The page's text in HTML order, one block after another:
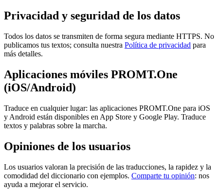
Privacidad y seguridad de los datos
Todos los datos se transmiten de forma segura mediante HTTPS. No
publicamos tus textos; consulta nuestra Política de privacidad para
más detalles.
Aplicaciones móviles PROMT.One
(iOS/Android)
Traduce en cualquier lugar: las aplicaciones PROMT.One para iOS
y Android están disponibles en App Store y Google Play. Traduce
textos y palabras sobre la marcha.
Opiniones de los usuarios
Los usuarios valoran la precisión de las traducciones, la rapidez y la
comodidad del diccionario con ejemplos. Comparte tu opinión: nos
ayuda a mejorar el servicio.